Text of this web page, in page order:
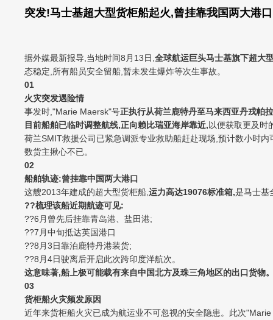
突发!马士基超大型货柜船起火,曾挂靠我国两大港
据外媒最新报导,当地时间8月13日, 全球航运巨头马士基旗下超大
态稳定,所有船员安全留船,暂未发生爆炸等次生事故。
01
火灾突发遇险情
事发时,"Marie Maersk"号正执行从荷兰鹿特丹至马来西亚丹戎帕
目前船舶已临时调整航线,正向赖比瑞亚海岸靠近,以便获取更及时
荷兰SMIT救援公司已紧急调派专业救助船赶赴现场,预计数小时
数货主揪心不已。
02
船舶轨迹:曾挂靠中国两大港口
这艘2013年建成的超大型货柜船, 运力高达19076标准箱,是马士基
??梳理该船近期航迹可见:
??6月曾先后挂靠青岛港、盐田港;
??7月中旬抵达英国港口
??8月3日靠泊鹿特丹港装货;
??8月4日驶离后开启此次跨印度洋航次。
这意味著,船上极可能载有来自中国北方及珠三角地区的出口货物
03
货柜船火灾频发原因
近年来货柜船火灾已成为航运业不可忽视的安全隐患。此次